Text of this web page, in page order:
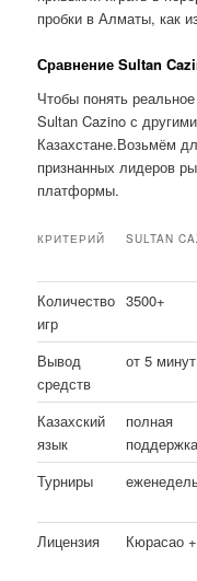
пробки в Алматы, как
Сравнение Sultan
Чтобы понять
Sultan Cazino с
Казахстане.Возьмём
признанных лидеров
платформы.
КРИТЕРИЙ SULTAN
Количество
игр
3500+
Вывод
средств
от 5 минут
Казахский
язык
полная
Турниры
Лицензия
Кюрасао